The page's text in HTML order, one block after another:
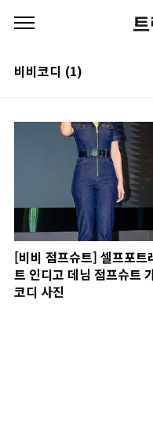
비비코디 (1)
[비비 점프슈트] 셀프포트
트 인디고 데님 점프슈트
코디 사진